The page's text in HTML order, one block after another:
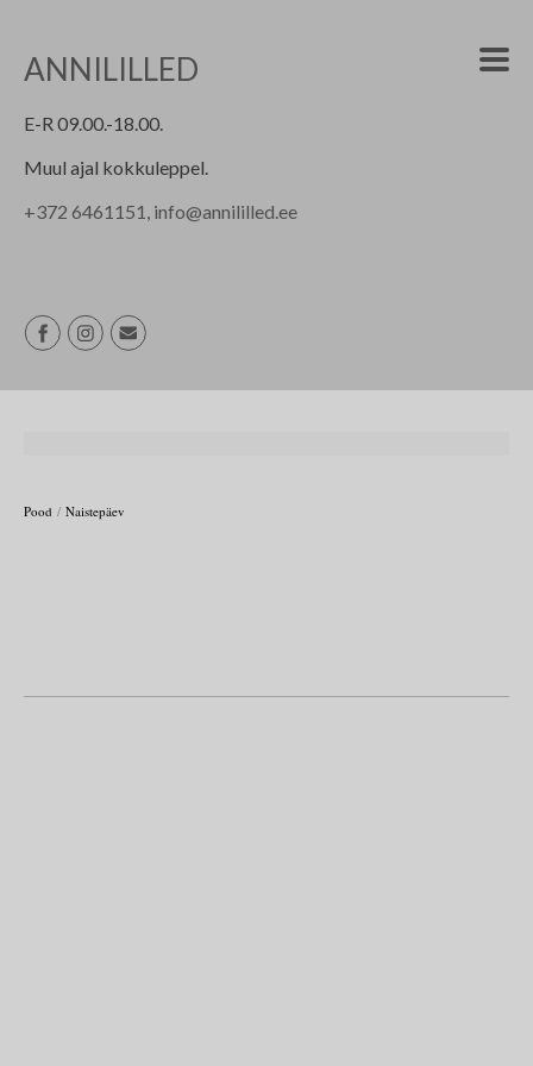
ANNILILLED
E-R 09.00.-18.00.
Muul ajal kokkuleppel.
+372 6461151, info@annililled.ee
Pood / Naistepäev